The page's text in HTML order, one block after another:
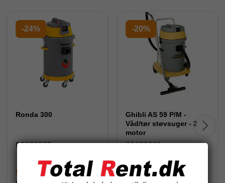
-24%
Ronda 300
82060069
5.243,75 DKK
-20%
Ghibli AS 59 P/M -
Våd/tør støvsuger - 2
motor
80152001
5.900,00 DKK